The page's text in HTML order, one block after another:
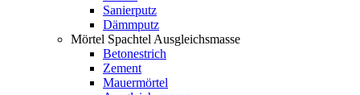
Sanierputz
Dämmputz
Mörtel Spachtel Ausgleichsmasse
Betonestrich
Zement
Mauermörtel